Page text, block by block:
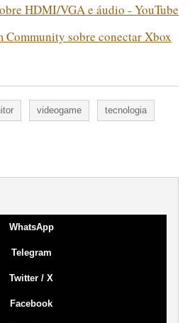
HDMI/VGA e áudio - YouTube
Community sobre conectar Xbox
videogame tecnologia
WhatsApp
Telegram
Twitter / X
Facebook